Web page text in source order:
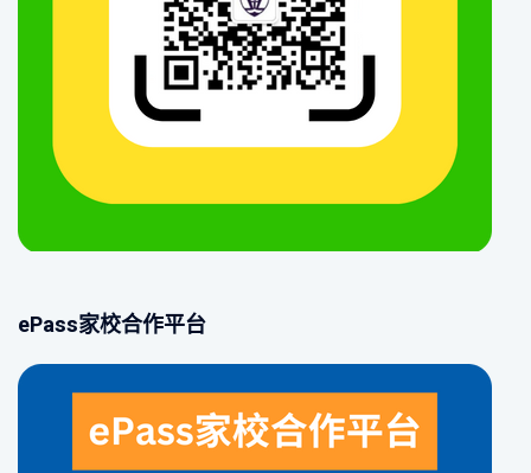
ePass家校合作平台